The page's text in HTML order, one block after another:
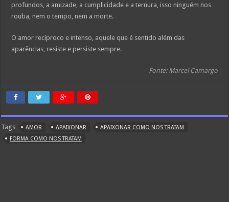
profundos, a amizade, a cumplicidade e a ternura, isso ninguém nos
rouba, nem o tempo, nem a morte.
O amor recíproco e intenso, aquele que é sentido além das
aparências, resiste e persiste sempre.
Fonte: Marcel Camargo
Tags AMOR APAIXONAR
APAIXONAR COMO NOS TRATAM
FORMA COMO NOS TRATAM